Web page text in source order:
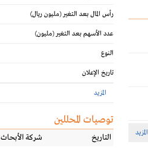
المزيد
رأس المال بعد التغير(مليون ريال)
عدد الأسهم بعد التغير(مليون)
النوع
تاريخ الإعلان
المزيد
توصيات المحللين
التاريخ شركة الأبحاث